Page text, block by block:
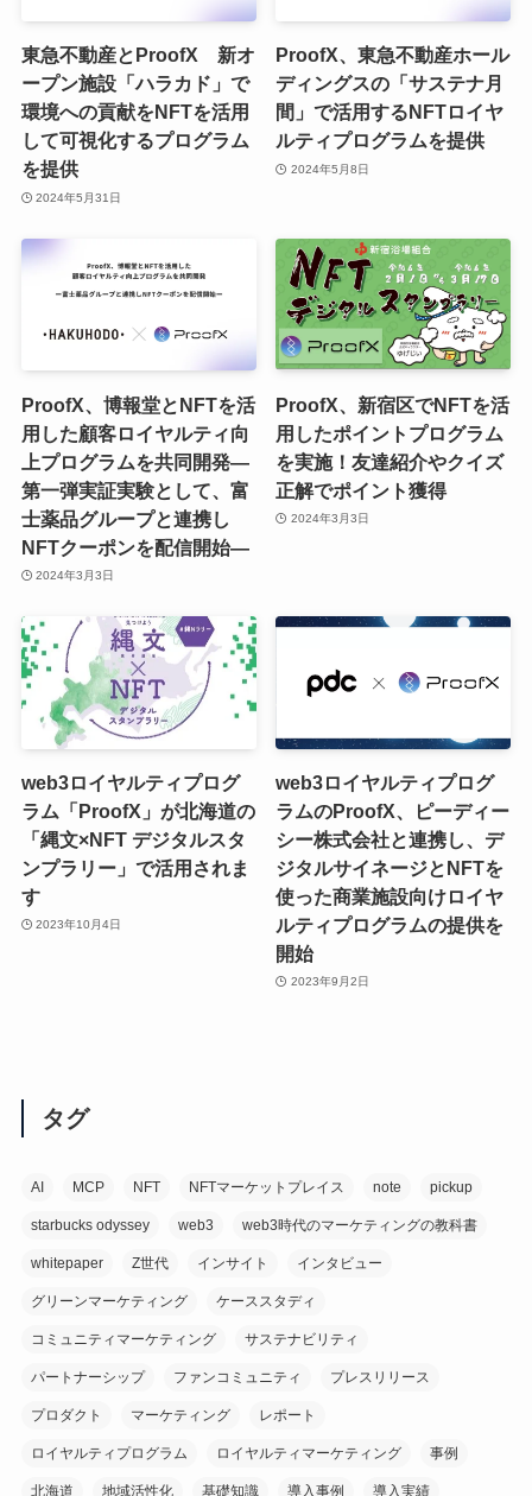
東急不動産とProofX 新オ
ープン施設「ハラカド」で
環境への貢献をNFTを活用
して可視化するプログラム
を提供
2024年5月31日
ProofX、東急不動産ホール
ディングスの「サステナ月
間」で活用するNFTロイヤ
ルティプログラムを提供
2024年5月8日
ProofX、博報堂とNFTを活
用した顧客ロイヤルティ向
上プログラムを共同開発―
第一弾実証実験として、富
士薬品グループと連携し
NFTクーポンを配信開始―
2024年3月3日
ProofX、新宿区でNFTを活
用したポイントプログラム
を実施！友達紹介やクイズ
正解でポイント獲得
2024年3月3日
web3ロイヤルティプログ
ラム「ProofX」が北海道の
「縄文×NFT デジタルスタ
ンプラリー」で活用されま
す
2023年10月4日
web3ロイヤルティプログ
ラムのProofX、ピーディー
シー株式会社と連携し、デ
ジタルサイネージとNFTを
使った商業施設向けロイヤ
ルティプログラムの提供を
開始
2023年9月2日
タグ
AI MCP NFT NFTマーケットプレイス note pickup
starbucks odyssey web3 web3時代のマーケティングの教科書
whitepaper Z世代 インサイト インタビュー
グリーンマーケティング ケーススタディ
コミュニティマーケティング サステナビリティ
パートナーシップ ファンコミュニティ プレスリリース
プロダクト マーケティング レポート
ロイヤルティプログラム ロイヤルティマーケティング 事例
北海道 地域活性化 基礎知識 導入事例 導入実績